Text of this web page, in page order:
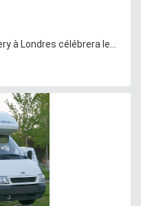
à Londres célébrera le...